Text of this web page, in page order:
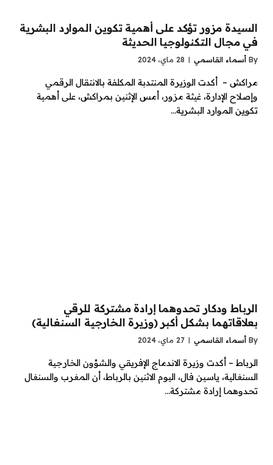
السيدة مزور تؤكد على أهمية تكوين الموارد البشرية
في مجال التكنولوجيا الحديثة
By أسماء القاسمي 28 ماي، 2024
مراكش – أكدت الوزيرة المنتدبة المكلفة بالانتقال الرقمي
وإصلاح الإدارة، غيثة مزور، أمس الإثنين بمراكش، على أهمية
تكوين الموارد البشرية…
الرباط ودكار تحدوهما إرادة مشتركة للرقي
بعلاقاتهما بشكل أكبر (وزيرة الخارجية السنغالية)
By أسماء القاسمي 27 ماي، 2024
الرباط – أكدت وزيرة الاندماج الإفريقي والشؤون الخارجية
السنغالية، ياسين فال، اليوم الاثنين بالرباط، أن المغرب والسنغال
تحدوهما إرادة مشتركة…